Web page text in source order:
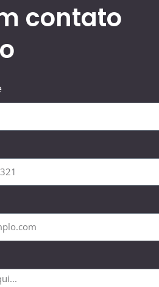
contato